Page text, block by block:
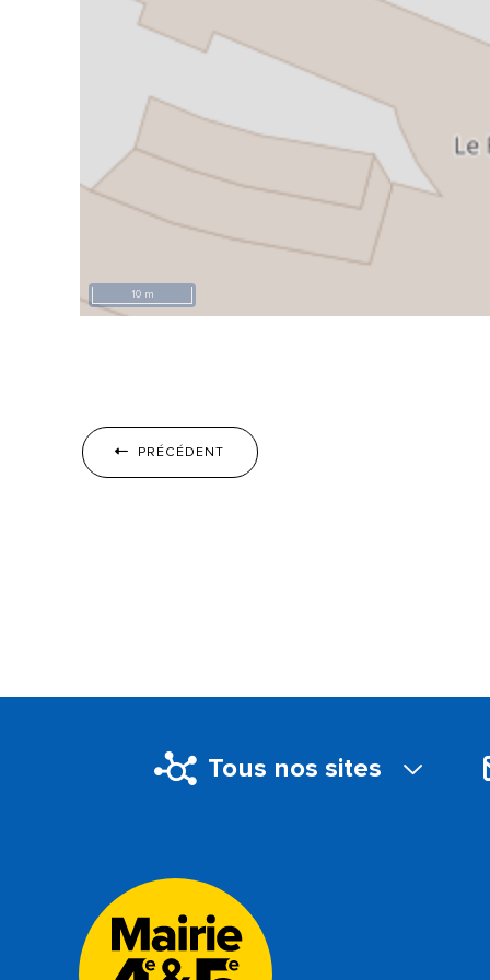
10 m
PRÉCÉDENT
Tous nos sites